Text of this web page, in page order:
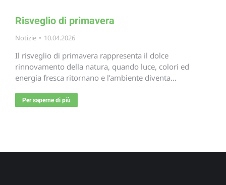
Risveglio di primavera
Notizie 10.04.2026
Il risveglio di primavera rappresenta il dolce
rinnovamento della natura, quando luce, colori ed
energia fresca ritornano e l’ambiente diventa…
Per saperne di più